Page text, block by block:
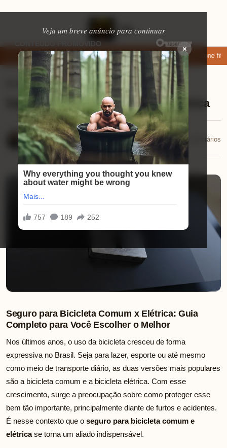
Veja um breve anúncio para continuar
×
apps de namoro que permitem enviar fotos e vídeos Microfone fifine
Ferramentas úteis ⏱ 12 min de leitura
Seguro para Bicicleta Comum x Elétrica
Eduardo Martins
29/09/2025
📅 29/09/2025 💬 0 comentários
Seguro para Bicicleta Comum x Elétrica: Guia
Completo para Você Escolher o Melhor
Nos últimos anos, o uso da bicicleta cresceu de forma
expressiva no Brasil. Seja para lazer, esporte ou até mesmo
como meio de transporte diário, as duas versões mais populares
são a bicicleta comum e a bicicleta elétrica. Com esse
crescimento, surge a preocupação sobre como proteger esse
bem tão importante, principalmente diante de furtos e acidentes.
É nesse contexto que o seguro para bicicleta comum e
elétricase torna um aliado indispensável.